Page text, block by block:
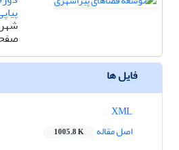
فایل ها
اصل مقاله
1005.8 K